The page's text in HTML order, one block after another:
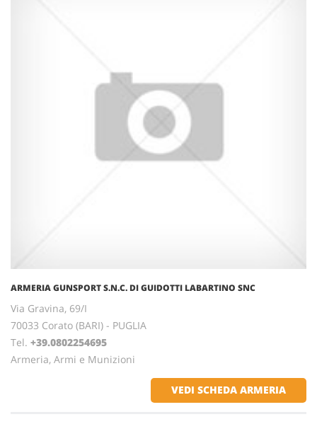
ARMERIA GUNSPORT S.N.C. DI GUIDOTTI LABARTINO SNC
Via Gravina, 69/I
70033 Corato (BARI) - PUGLIA
Tel. +39.0802254695
Armeria, Armi e Munizioni
VEDI SCHEDA ARMERIA